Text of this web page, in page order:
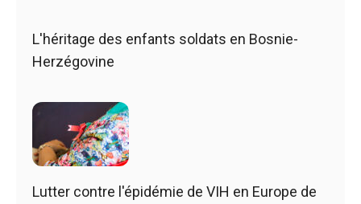
L'héritage des enfants soldats en Bosnie-
Herzégovine
Lutter contre l'épidémie de VIH en Europe de